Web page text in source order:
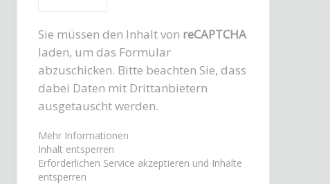
Sie müssen den Inhalt von reCAPTCHA
laden, um das Formular
abzuschicken. Bitte beachten Sie, dass
dabei Daten mit Drittanbietern
ausgetauscht werden.
Mehr Informationen
Inhalt entsperren
Erforderlichen Service akzeptieren und Inhalte
entsperren